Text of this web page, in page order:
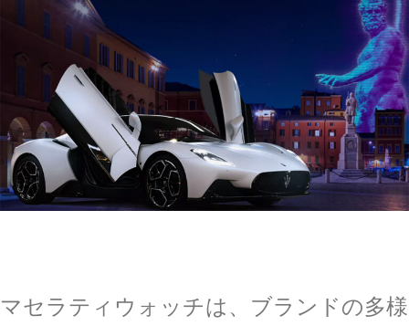
マセラティウォッチは、ブランドの多様